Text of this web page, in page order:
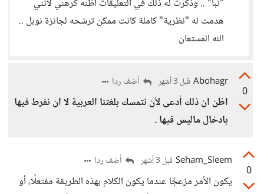
"نبأ" .. وذكرت له ذلك في التعليقات أظنه كرهني لأنني
هدمت له "نظرية" كاملة كانت ممكن ترشحه لجائزة نوبل ..
الله المستعان
0
Abohagr قبل 3 أشهر أضف ردا
اظن ان ذلك أدعى لأن نتمسك بلغتنا العربية لا ان نفرط فيها
بادخال ماليس فيها .
0
Seham_Sleem قبل 3 أشهر أضف ردا
يكون الأمر مزعجًا عندما يكون الكلام بهذه الطريقة مفتعلًا، أو